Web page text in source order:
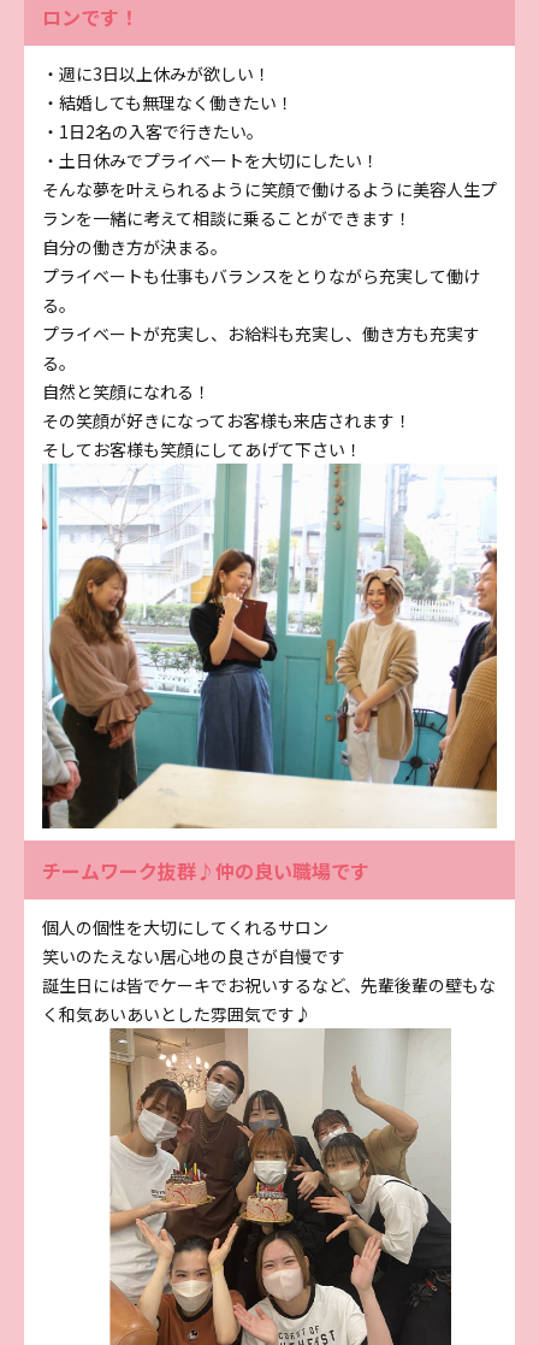
ロンです！
・週に3日以上休みが欲しい！
・結婚しても無理なく働きたい！
・1日2名の入客で行きたい。
・土日休みでプライベートを大切にしたい！
そんな夢を叶えられるように笑顔で働けるように美容人生プ
ランを一緒に考えて相談に乗ることができます！
自分の働き方が決まる。
プライベートも仕事もバランスをとりながら充実して働け
る。
プライベートが充実し、お給料も充実し、働き方も充実す
る。
自然と笑顔になれる！
その笑顔が好きになってお客様も来店されます！
そしてお客様も笑顔にしてあげて下さい！
チームワーク抜群♪仲の良い職場です
個人の個性を大切にしてくれるサロン
笑いのたえない居心地の良さが自慢です
誕生日には皆でケーキでお祝いするなど、先輩後輩の壁もな
く和気あいあいとした雰囲気です♪